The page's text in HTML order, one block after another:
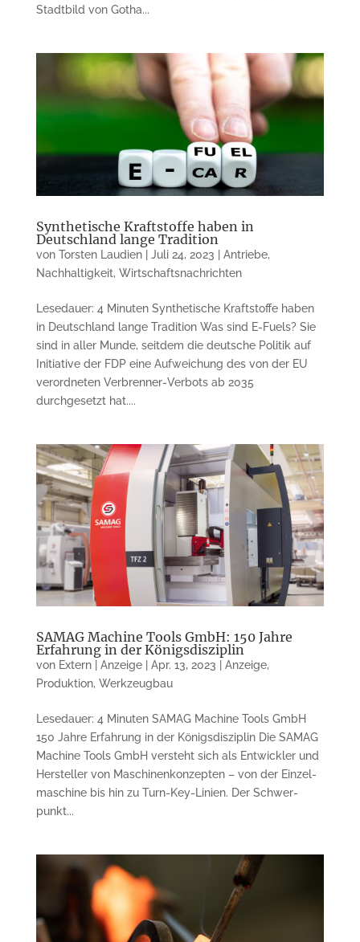
Stadtbild von Gotha...
Synthetische Kraftstoffe haben in
Deutschland lange Tradition
von Torsten Laudien| Juli 24, 2023 Antriebe,
Nachhaltigkeit, Wirtschaftsnachrichten
Lesedauer: 4 Minuten Synthetische Kraftstoffe haben
in Deutsch­land lange Tradition Was sind E-Fuels? Sie
sind in aller Munde, seitdem die deutsche Politik auf
Initiative der FDP eine Aufweichung des von der EU
verordneten Verbrenner-Verbots ab 2035
durchgesetzt hat....
SAMAG Machine Tools GmbH: 150 Jahre
Erfahrung in der Königsdisziplin
von Extern | Anzeige| Apr. 13, 2023 Anzeige,
Produktion, Werkzeugbau
Lesedauer: 4 Minuten SAMAG Machine Tools GmbH
150 Jahre Erfahrung in der Königs­disziplin Die SAMAG
Machine Tools GmbH ver­steht sich als Entwickler und
Her­steller von Ma­schi­nen­konzepten – von der Einzel­
ma­schine bis hin zu Turn-Key-Linien. Der Schwer­
punkt...